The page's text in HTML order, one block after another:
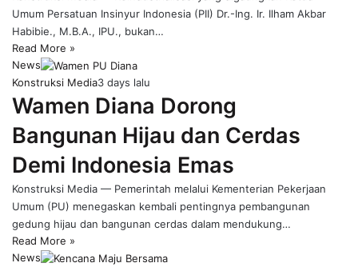
Umum Persatuan Insinyur Indonesia (PII) Dr.-Ing. Ir. Ilham Akbar
Habibie., M.B.A., IPU., bukan…
Read More »
News
Konstruksi Media3 days lalu
Wamen Diana Dorong
Bangunan Hijau dan Cerdas
Demi Indonesia Emas
Konstruksi Media — Pemerintah melalui Kementerian Pekerjaan
Umum (PU) menegaskan kembali pentingnya pembangunan
gedung hijau dan bangunan cerdas dalam mendukung…
Read More »
News